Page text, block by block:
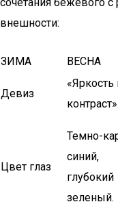
внешности:
ЗИМА ВЕСНА
Девиз
«Яркость
контраст».
Цвет глаз
Темно-
синий,
глубокий
зеленый.